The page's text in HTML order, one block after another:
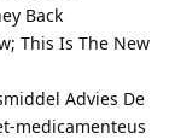
Back
This Is The New
Advies De
medicamenteus